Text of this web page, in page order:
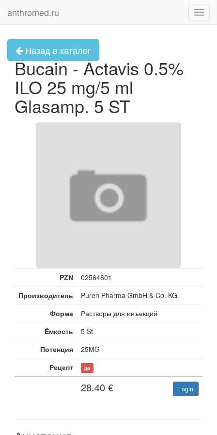
anthromed.ru
Назад в каталог
Bucain - Actavis 0.5%
ILO 25 mg/5 ml
Glasamp. 5 ST
PZN
02564801
Производитель
Puren Pharma GmbH & Co. KG
Форма
Растворы для инъекций
Ёмкость
5 St
Потенция
25MG
Рецепт
да
28.40 € Login